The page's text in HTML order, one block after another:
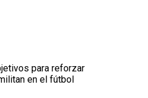
para reforzar
en el fútbol